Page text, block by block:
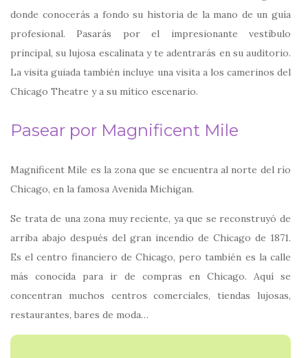
donde conocerás a fondo su historia de la mano de un guía
profesional. Pasarás por el impresionante vestíbulo
principal, su lujosa escalinata y te adentrarás en su auditorio.
La visita guiada también incluye una visita a los camerinos del
Chicago Theatre y a su mítico escenario.
Pasear por Magnificent Mile
Magnificent Mile es la zona que se encuentra al norte del río
Chicago, en la famosa Avenida Michigan.
Se trata de una zona muy reciente, ya que se reconstruyó de
arriba abajo después del gran incendio de Chicago de 1871.
Es el centro financiero de Chicago, pero también es la calle
más conocida para ir de compras en Chicago. Aquí se
concentran muchos centros comerciales, tiendas lujosas,
restaurantes, bares de moda…